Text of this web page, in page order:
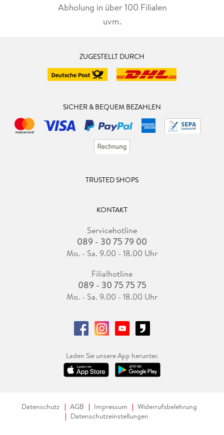
Abholung in über 100 Filialen
uvm.
ZUGESTELLT DURCH
SICHER & BEQUEM BEZAHLEN
TRUSTED SHOPS
KONTAKT
Servicehotline
089 - 30 75 79 00
Mo. - Sa. 9.00 - 18.00 Uhr
Filialhotline
089 - 30 75 75 75
Mo. - Sa. 9.00 - 18.00 Uhr
Laden Sie unsere App herunter.
Datenschutz AGB Impressum
Widerrufsbelehrung
Datenschutzeinstellungen